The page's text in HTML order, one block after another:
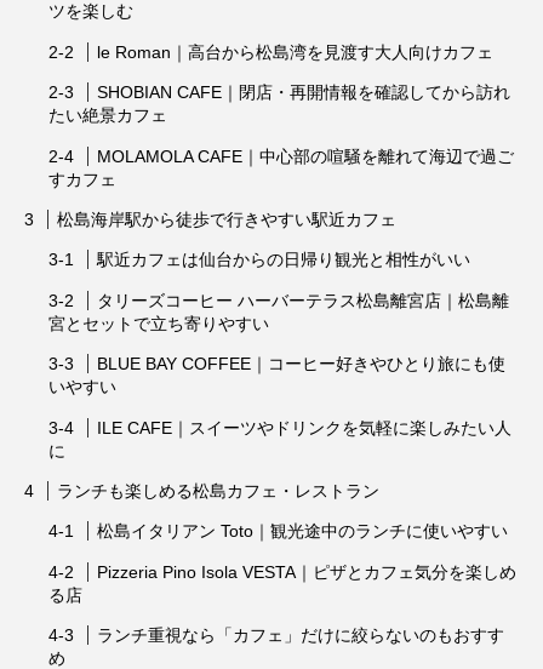
ツを楽しむ
le Roman｜高台から松島湾を見渡す大人向けカフェ
SHOBIAN CAFE｜閉店・再開情報を確認してから訪れ
たい絶景カフェ
MOLAMOLA CAFE｜中心部の喧騒を離れて海辺で過ご
すカフェ
松島海岸駅から徒歩で行きやすい駅近カフェ
駅近カフェは仙台からの日帰り観光と相性がいい
タリーズコーヒー ハーバーテラス松島離宮店｜松島離
宮とセットで立ち寄りやすい
BLUE BAY COFFEE｜コーヒー好きやひとり旅にも使
いやすい
ILE CAFE｜スイーツやドリンクを気軽に楽しみたい人
に
ランチも楽しめる松島カフェ・レストラン
松島イタリアン Toto｜観光途中のランチに使いやすい
Pizzeria Pino Isola VESTA｜ピザとカフェ気分を楽しめ
る店
ランチ重視なら「カフェ」だけに絞らないのもおすす
め